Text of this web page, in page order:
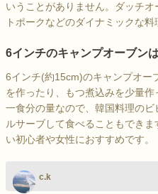
いうことがありません。ダッチ
トポークなどのダイナミックな料
6インチのキャンプオーブン
6インチ(約15cm)のキャンプオー
を作ったり、もつ煮込みを少量
一食分の量なので、韓国料理の
ルサーブして食べることもでき
い初心者や女性におすすめです。
c.k